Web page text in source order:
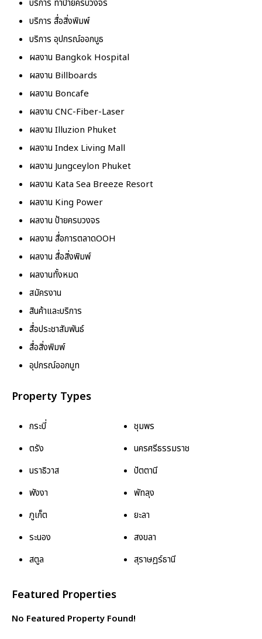
บริการ ทำป้ายครบวงจร
บริการ สื่อสิ่งพิมพ์
บริการ อุปกรณ์ออกบูธ
ผลงาน Bangkok Hospital
ผลงาน Billboards
ผลงาน Boncafe
ผลงาน CNC-Fiber-Laser
ผลงาน Illuzion Phuket
ผลงาน Index Living Mall
ผลงาน Jungceylon Phuket
ผลงาน Kata Sea Breeze Resort
ผลงาน King Power
ผลงาน ป้ายครบวงจร
ผลงาน สื่อการตลาดOOH
ผลงาน สื่อสิ่งพิมพ์
ผลงานทั้งหมด
สมัครงาน
สินค้าและบริการ
สื่อประชาสัมพันธ์
สื่อสิ่งพิมพ์
อุปกรณ์ออกบูท
Property Types
กระบี่
ชุมพร
ตรัง
นครศรีธรรมราช
นราธิวาส
ปัตตานี
พังงา
พัทลุง
ภูเก็ต
ยะลา
ระนอง
สงขลา
สตูล
สุราษฎร์ธานี
Featured Properties
No Featured Property Found!